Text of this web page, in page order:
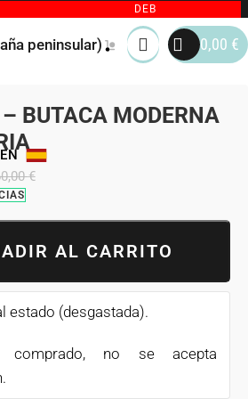
DEBIDO AL GRAN
peninsular) 0,00 €
BUTACA MODERNA
€
AL CARRITO
estado (desgastada).
comprado, no se acepta